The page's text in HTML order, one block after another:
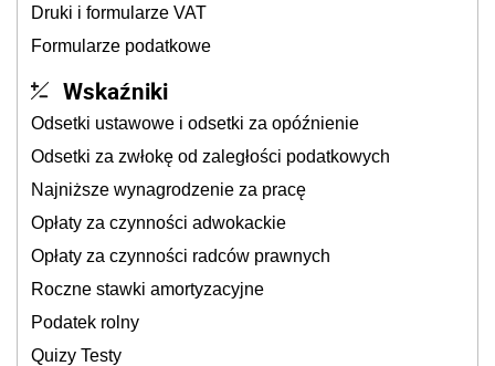
Druki i formularze VAT
Formularze podatkowe
Wskaźniki
Odsetki ustawowe i odsetki za opóźnienie
Odsetki za zwłokę od zaległości podatkowych
Najniższe wynagrodzenie za pracę
Opłaty za czynności adwokackie
Opłaty za czynności radców prawnych
Roczne stawki amortyzacyjne
Podatek rolny
Quizy Testy